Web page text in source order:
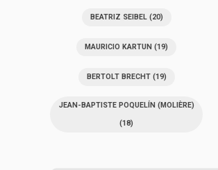
BEATRIZ SEIBEL(20)
MAURICIO KARTUN (19)
BERTOLT BRECHT(19)
JEAN-BAPTISTE POQUELÍN (MOLIÈRE)
(18)